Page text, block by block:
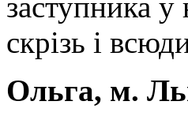
скрізь і
Ольга, м.